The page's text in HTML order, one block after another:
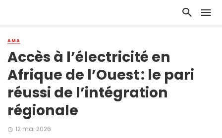
AMA
Accès à l’électricité en
Afrique de l’Ouest : le pari
réussi de l’intégration
régionale​
12 mai 2026